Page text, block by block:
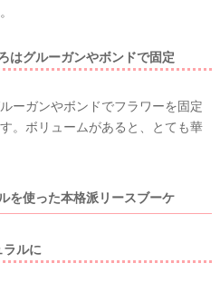
はグルーガンやボンドで固定
ーガンやボンドでフラワーを固定
。ボリュームがあると、とても華
を使った本格派リースブーケ
ルに